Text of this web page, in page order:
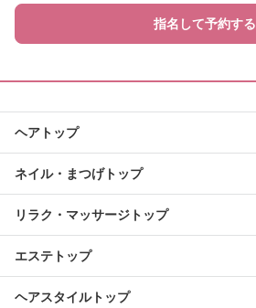
指名して予約する
ヘアトップ
ネイル・まつげトップ
リラク・マッサージトップ
エステトップ
ヘアスタイルトップ